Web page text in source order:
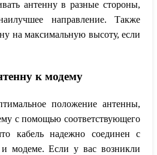
антенну в разные стороны,
направление. Также
на максимальную высоту, если
к модему
положение антенны,
с помощью соответствующего
кабель надежно соединен с
модеме. Если у вас возникли